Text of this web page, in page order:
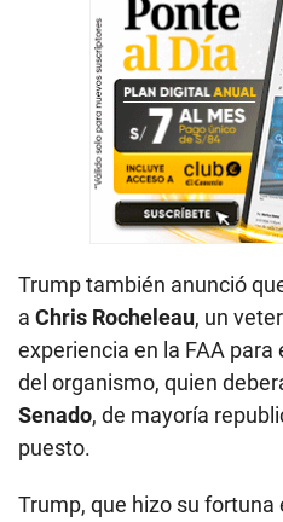
Trump también anunció
a Chris Rocheleau, un
experiencia en la FAA
del organismo, quien
Senado, de mayoría
puesto.
Trump, que hizo su fortuna